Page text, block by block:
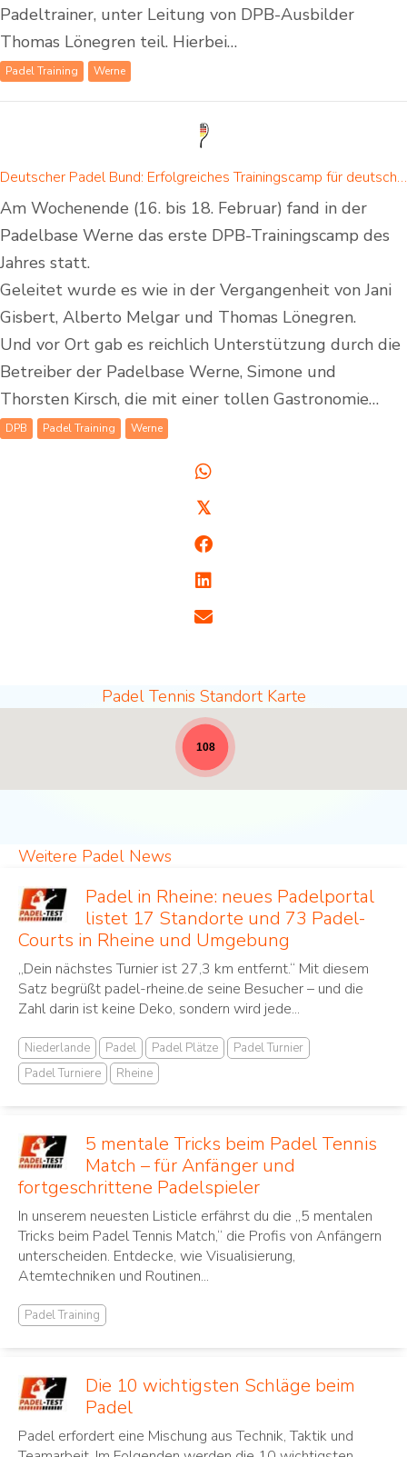
Padeltrainer, unter Leitung von DPB-Ausbilder
Thomas Lönegren teil. Hierbei…
Padel Training Werne
Deutscher Padel Bund: Erfolgreiches Trainingscamp für deutsche Padel Cracks in Werne
Am Wochenende (16. bis 18. Februar) fand in der
Padelbase Werne das erste DPB-Trainingscamp des
Jahres statt.
Geleitet wurde es wie in der Vergangenheit von Jani
Gisbert, Alberto Melgar und Thomas Lönegren.
Und vor Ort gab es reichlich Unterstützung durch die
Betreiber der Padelbase Werne, Simone und
Thorsten Kirsch, die mit einer tollen Gastronomie…
DPB Padel Training Werne
𝕏
Padel Tennis Standort Karte
Padel Standorte - volle Breite für News [19]
108
Weitere Padel News
Padel in Rheine: neues Padelportal
listet 17 Standorte und 73 Padel-
Courts in Rheine und Umgebung
„Dein nächstes Turnier ist 27,3 km entfernt.“ Mit diesem
Satz begrüßt padel-rheine.de seine Besucher – und die
Zahl darin ist keine Deko, sondern wird jede...
Niederlande Padel Padel Plätze
Padel Turnier
Padel Turniere
Rheine
5 mentale Tricks beim Padel Tennis
Match – für Anfänger und
fortgeschrittene Padelspieler
In unserem neuesten Listicle erfährst du die „5 mentalen
Tricks beim Padel Tennis Match,“ die Profis von Anfängern
unterscheiden. Entdecke, wie Visualisierung,
Atemtechniken und Routinen...
Padel Training
Die 10 wichtigsten Schläge beim
Padel
Padel erfordert eine Mischung aus Technik, Taktik und